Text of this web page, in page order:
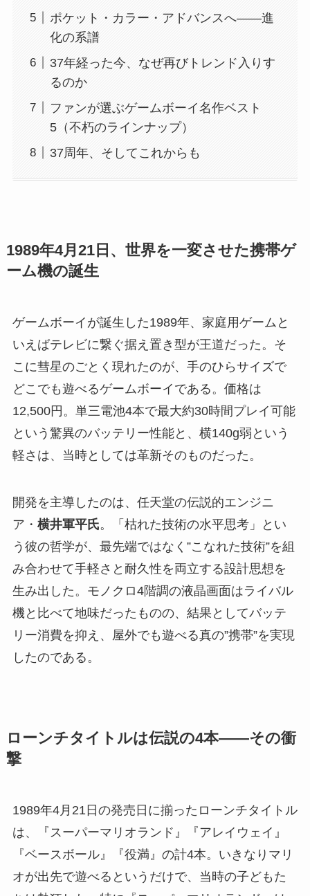
ポケット・カラー・アドバンスへ——進
化の系譜
37年経った今、なぜ再びトレンド入りす
るのか
ファンが選ぶゲームボーイ名作ベスト
5（不朽のラインナップ）
37周年、そしてこれからも
1989年4月21日、世界を一変させた携帯ゲ
ーム機の誕生
ゲームボーイが誕生した1989年、家庭用ゲームと
いえばテレビに繋ぐ据え置き型が王道だった。そ
こに彗星のごとく現れたのが、手のひらサイズで
どこでも遊べるゲームボーイである。価格は
12,500円。単三電池4本で最大約30時間プレイ可能
という驚異のバッテリー性能と、横140g弱という
軽さは、当時としては革新そのものだった。
開発を主導したのは、任天堂の伝説的エンジニ
ア・ 横井軍平氏。「枯れた技術の水平思考」とい
う彼の哲学が、最先端ではなく”こなれた技術”を組
み合わせて手軽さと耐久性を両立する設計思想を
生み出した。モノクロ4階調の液晶画面はライバル
機と比べて地味だったものの、結果としてバッテ
リー消費を抑え、屋外でも遊べる真の”携帯”を実現
したのである。
ローンチタイトルは伝説の4本——その衝
撃
1989年4月21日の発売日に揃ったローンチタイトル
は、『スーパーマリオランド』『アレイウェイ』
『ベースボール』『役満』の計4本。いきなりマリ
オが出先で遊べるというだけで、当時の子どもた